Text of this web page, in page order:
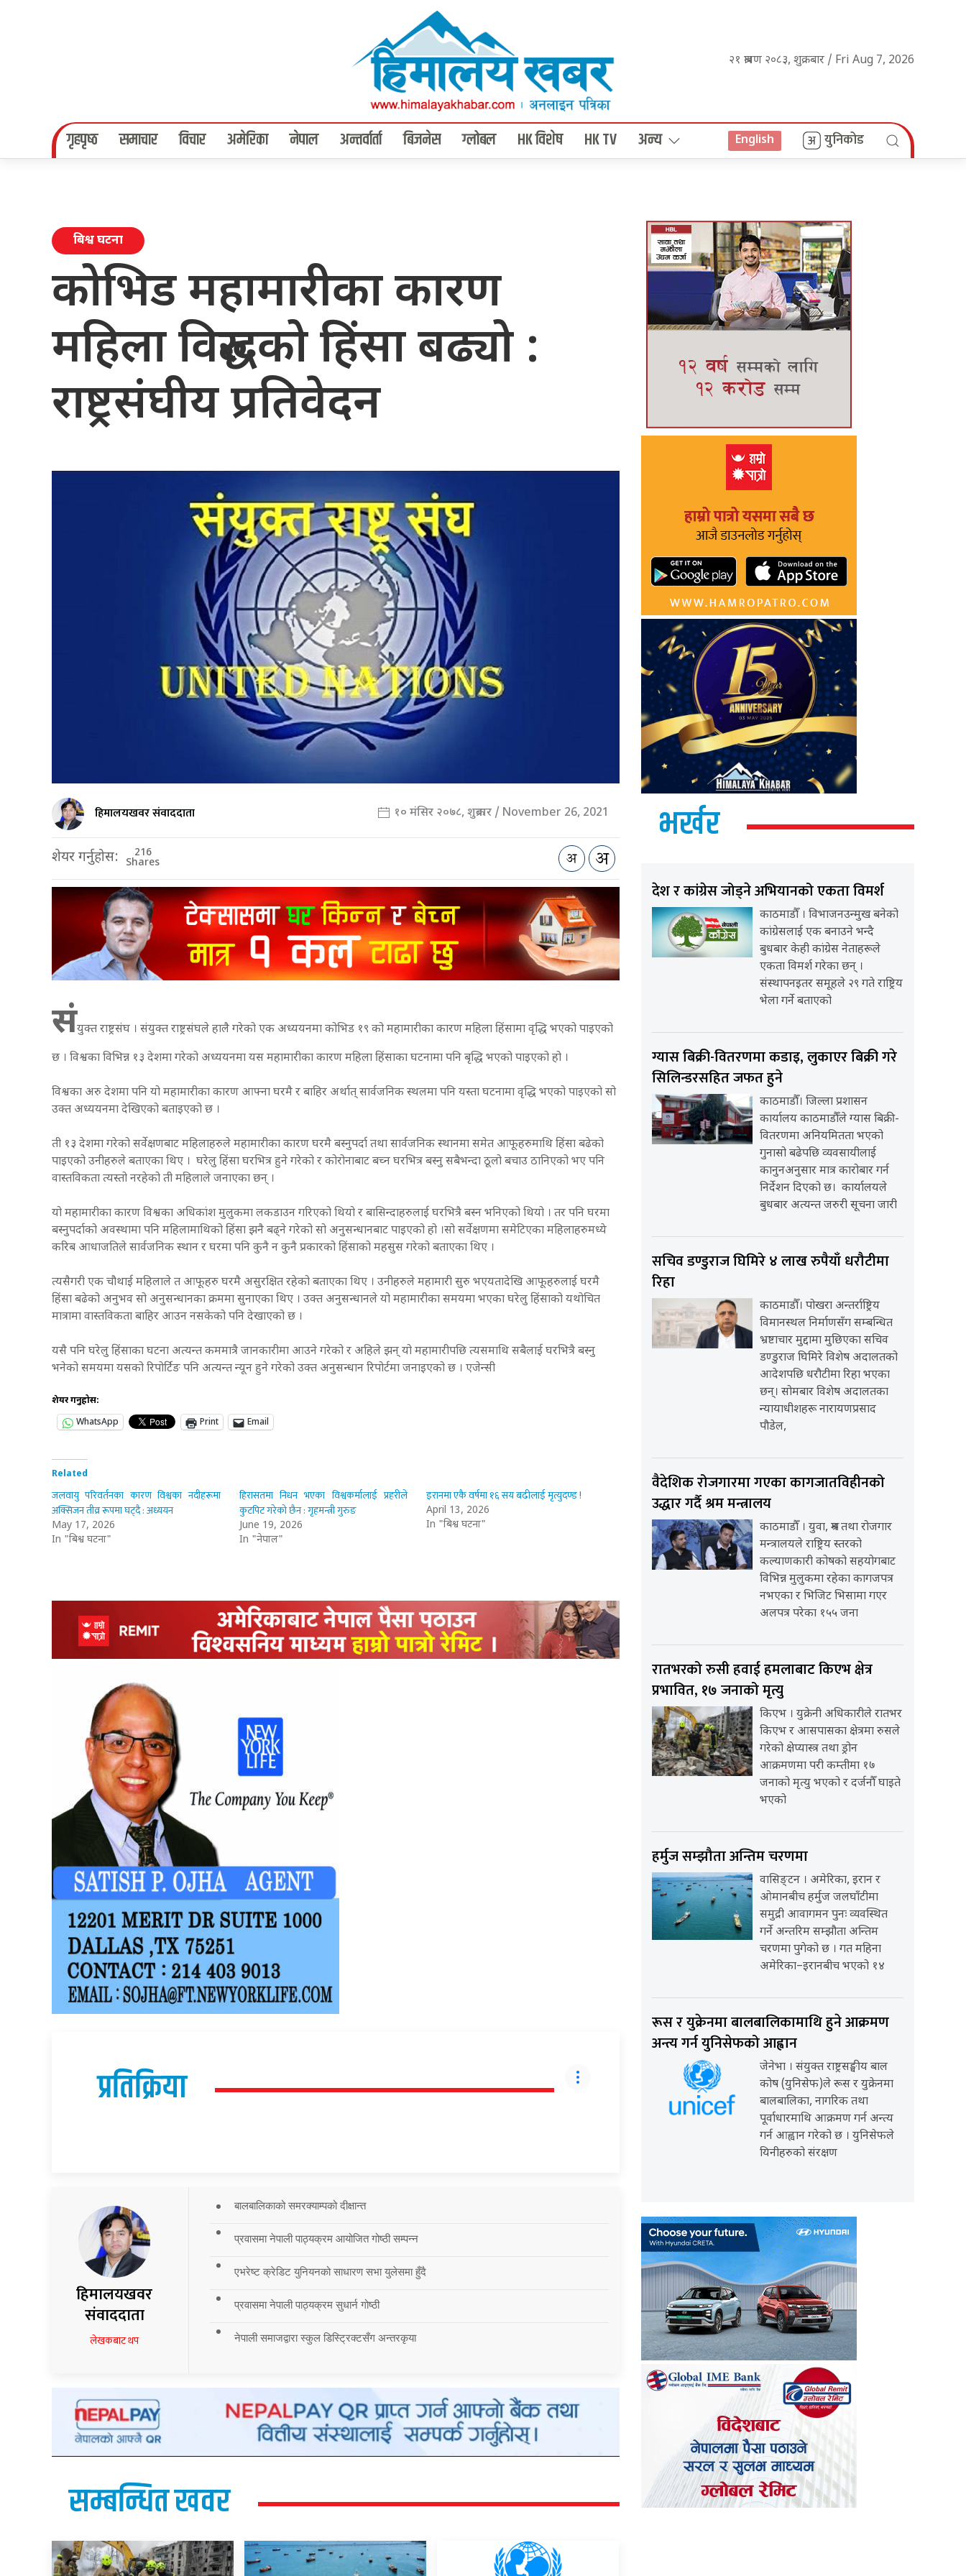
२१ श्रावण २०८३, शुक्रबार / Fri Aug 7, 2026
गृहपृष्‍ठ समाचार विचार अमेरिका नेपाल अन्तर्वार्ता बिजनेस ग्लोबल HK विशेष HK TV अन्य English युनिकोड
बिश्व घटना
कोभिड महामारीका कारण
महिला विरुद्धको हिंसा बढ्यो :
राष्ट्रसंघीय प्रतिवेदन
हिमालयखवर संवाददाता १० मंसिर २०७८, शुक्रबार / November 26, 2021
शेयर गर्नुहोस: 216
Shares
संयुक्त राष्ट्रसंघ । संयुक्त राष्ट्रसंघले हालै गरेको एक अध्ययनमा कोभिड १९ को महामारीका कारण महिला हिंसामा वृद्धि भएको पाइएको
छ । विश्वका विभिन्न १३ देशमा गरेको अध्ययनमा यस महामारीका कारण महिला हिंसाका घटनामा पनि बृद्धि भएको पाइएको हो ।
विश्वका अरु देशमा पनि यो महामारीका कारण आफ्ना घरमै र बाहिर अर्थात् सार्वजनिक स्थलमा पनि यस्ता घटनामा वृद्धि भएको पाइएको सो
उक्त अध्ययनमा देखिएको बताइएको छ ।
ती १३ देशमा गरेको सर्वेक्षणबाट महिलाहरुले महामारीका कारण घरमै बस्नुपर्दा तथा सार्वजनिक स्थानमा समेत आफूहरुमाथि हिंसा बढेको
पाइएको उनीहरुले बताएका थिए । घरेलु हिंसा घरभित्र हुने गरेको र कोरोनाबाट बच्न घरभित्र बस्नु सबैभन्दा ठूलो बचाउ ठानिएको भए पनि
वास्तविकता त्यस्तो नरहेको ती महिलाले जनाएका छन् ।
यो महामारीका कारण विश्वका अधिकांश मुलुकमा लकडाउन गरिएको थियो र बासिन्दाहरुलाई घरभित्रै बस्न भनिएको थियो । तर पनि घरमा
बस्नुपर्दाको अवस्थामा पनि महिलामाथिको हिंसा झनै बढ्ने गरेको सो अनुसन्धानबाट पाइएको हो ।सो सर्वेक्षणमा समेटिएका महिलाहरुमध्ये
करिब आधाजतिले सार्वजनिक स्थान र घरमा पनि कुनै न कुनै प्रकारको हिंसाको महसुस गरेको बताएका थिए ।
त्यसैगरी एक चौथाई महिलाले त आफूहरु घरमै असुरक्षित रहेको बताएका थिए । उनीहरुले महामारी सुरु भएयतादेखि आफूहरुलाई घरमै
हिंसा बढेको अनुभव सो अनुसन्धानका क्रममा सुनाएका थिए । उक्त अनुसन्धानले यो महामारीका समयमा भएका घरेलु हिंसाको यथोचित
मात्रामा वास्तविकता बाहिर आउन नसकेको पनि देखाएको छ ।
यसै पनि घरेलु हिंसाका घटना अत्यन्त कममात्रै जानकारीमा आउने गरेको र अहिले झन् यो महामारीपछि त्यसमाथि सबैलाई घरभित्रै बस्नु
भनेको समयमा यसको रिपोर्टिङ पनि अत्यन्त न्यून हुने गरेको उक्त अनुसन्धान रिपोर्टमा जनाइएको छ । एजेन्सी
शेयर गर्नुहोस:
WhatsApp
Print Email
Related
जलवायु परिवर्तनका कारण विश्वका नदीहरूमा
अक्सिजन तीव्र रूपमा घट्दै : अध्ययन
May 17, 2026
In "बिश्व घटना"
हिरासतमा निधन भएका विश्वकर्मालाई प्रहरीले
कुटपिट गरेको छैन : गृहमन्त्री गुरुङ
June 19, 2026
In "नेपाल"
इरानमा एकै वर्षमा १६ सय बढीलाई मृत्युदण्ड !
April 13, 2026
In "बिश्व घटना"
प्रतिक्रिया
हिमालयखवर
संवाददाता
लेखकबाट थप
बालबालिकाको समरक्याम्पको दीक्षान्त
प्रवासमा नेपाली पाठ्यक्रम आयोजित गोष्ठी सम्पन्न
एभरेष्ट क्रेडिट युनियनको साधारण सभा युलेसमा हुँदै
प्रवासमा नेपाली पाठ्यक्रम सुधार्न गोष्ठी
नेपाली समाजद्वारा स्कुल डिस्ट्रिक्टसँग अन्तरकृया
सम्बन्धित खवर
भर्खर
देश र कांग्रेस जोड्ने अभियानको एकता विमर्श
काठमाडौँ । विभाजनउन्मुख बनेको
कांग्रेसलाई एक बनाउने भन्दै
बुधबार केही कांग्रेस नेताहरूले
एकता विमर्श गरेका छन् ।
संस्थापनइतर समूहले २९ गते राष्ट्रिय
भेला गर्ने बताएको
ग्यास बिक्री-वितरणमा कडाइ, लुकाएर बिक्री गरे
सिलिन्डरसहित जफत हुने
काठमाडौँ। जिल्ला प्रशासन
कार्यालय काठमाडौँले ग्यास बिक्री-
वितरणमा अनियमितता भएको
गुनासो बढेपछि व्यवसायीलाई
कानुनअनुसार मात्र कारोबार गर्न
निर्देशन दिएको छ। कार्यालयले
बुधबार अत्यन्त जरुरी सूचना जारी
सचिव डण्डुराज घिमिरे ४ लाख रुपैयाँ धरौटीमा
रिहा
काठमाडौँ। पोखरा अन्तर्राष्ट्रिय
विमानस्थल निर्माणसँग सम्बन्धित
भ्रष्टाचार मुद्दामा मुछिएका सचिव
डण्डुराज घिमिरे विशेष अदालतको
आदेशपछि धरौटीमा रिहा भएका
छन्। सोमबार विशेष अदालतका
न्यायाधीशहरू नारायणप्रसाद
पौडेल,
वैदेशिक रोजगारमा गएका कागजातविहीनको
उद्धार गर्दै श्रम मन्त्रालय
काठमाडौँ । युवा, श्रम तथा रोजगार
मन्त्रालयले राष्ट्रिय स्तरको
कल्याणकारी कोषको सहयोगबाट
विभिन्न मुलुकमा रहेका कागजपत्र
नभएका र भिजिट भिसामा गएर
अलपत्र परेका १५५ जना
रातभरको रुसी हवाई हमलाबाट किएभ क्षेत्र
प्रभावित, १७ जनाको मृत्यु
किएभ । युक्रेनी अधिकारीले रातभर
किएभ र आसपासका क्षेत्रमा रुसले
गरेको क्षेप्यास्त्र तथा ड्रोन
आक्रमणमा परी कम्तीमा १७
जनाको मृत्यु भएको र दर्जनौँ घाइते
भएको
हर्मुज सम्झौता अन्तिम चरणमा
वासिङ्टन । अमेरिका, इरान र
ओमानबीच हर्मुज जलघाँटीमा
समुद्री आवागमन पुनः व्यवस्थित
गर्ने अन्तरिम सम्झौता अन्तिम
चरणमा पुगेको छ । गत महिना
अमेरिका–इरानबीच भएको १४
रूस र युक्रेनमा बालबालिकामाथि हुने आक्रमण
अन्त्य गर्न युनिसेफको आह्वान
जेनेभा । संयुक्त राष्ट्रसङ्घीय बाल
कोष (युनिसेफ)ले रूस र युक्रेनमा
बालबालिका, नागरिक तथा
पूर्वाधारमाथि आक्रमण गर्न अन्त्य
गर्न आह्वान गरेको छ । युनिसेफले
यिनीहरुको संरक्षण